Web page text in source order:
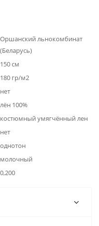
Оршанский льнокомбинат
(Беларусь)
150 см
180 гр/м2
нет
лён 100%
костюмный умягчённый лен
нет
однотон
молочный
0,200